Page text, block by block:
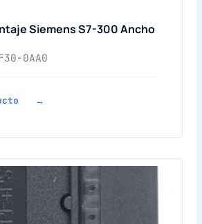
Siemens S7-300 Ancho
0AA0
→